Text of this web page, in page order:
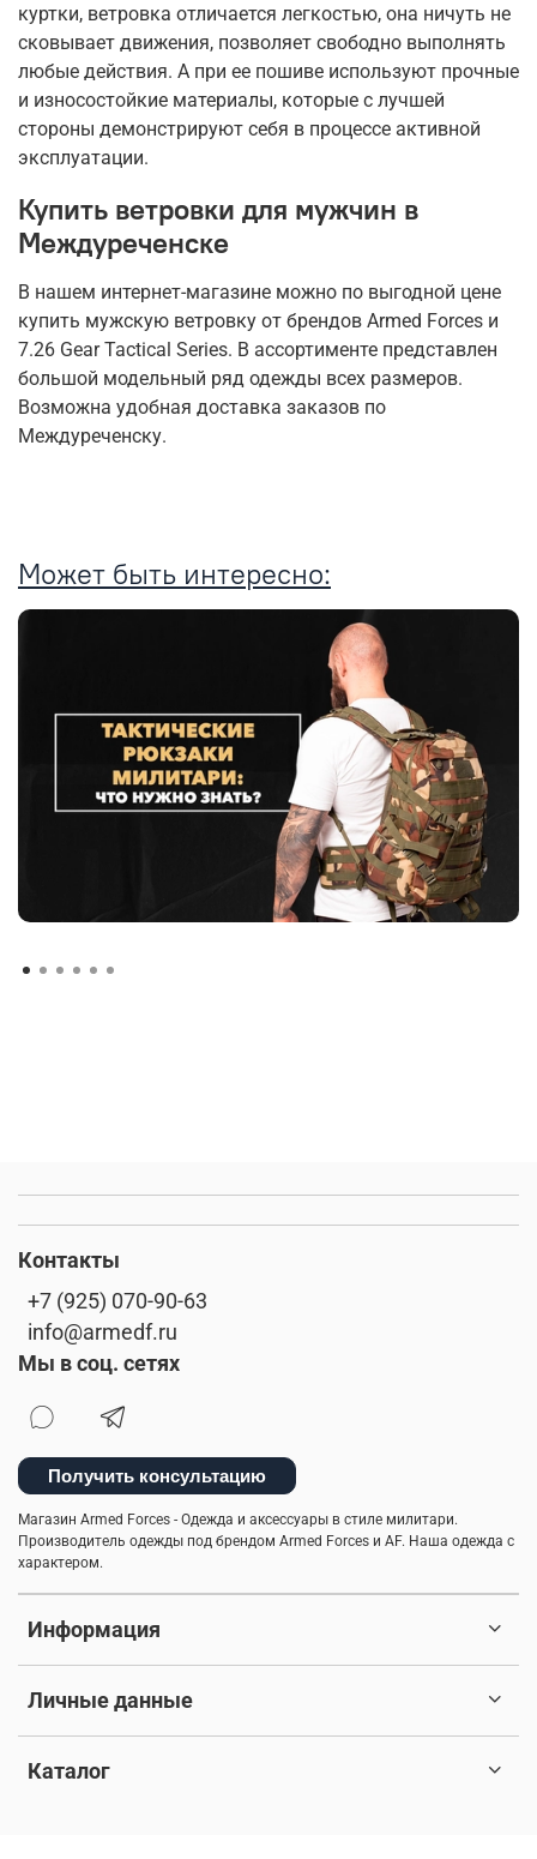
куртки, ветровка отличается легкостью, она ничуть не
сковывает движения, позволяет свободно выполнять
любые действия. А при ее пошиве используют прочные
и износостойкие материалы, которые с лучшей
стороны демонстрируют себя в процессе активной
эксплуатации.
Купить ветровки для мужчин в
Междуреченске
В нашем интернет-магазине можно по выгодной цене
купить мужскую ветровку от брендов Armed Forces и
7.26 Gear Tactical Series. В ассортименте представлен
большой модельный ряд одежды всех размеров.
Возможна удобная доставка заказов по
Междуреченску.
Может быть интересно:
Информация
Личные данные
Каталог
Контакты
+7 (925) 070-90-63
info@armedf.ru
Мы в соц. сетях
Получить консультацию
Магазин Armed Forces - Одежда и аксессуары в стиле милитари.
Производитель одежды под брендом Armed Forces и AF. Наша одежда с
характером.